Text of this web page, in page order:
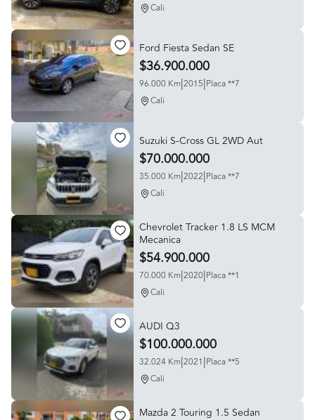
Cali
Ford Fiesta Sedan SE
$36.900.000
96.000 Km|2015|Placa **7
Cali
Suzuki S-Cross GL 2WD Aut
$70.000.000
35.000 Km|2022|Placa **7
Cali
Chevrolet Tracker 1.8 LS MCM
Mecanica
$54.900.000
70.000 Km|2020|Placa **1
Cali
AUDI Q3
$100.000.000
32.024 Km|2021|Placa **5
Cali
Mazda 2 Touring 1.5 Sedan